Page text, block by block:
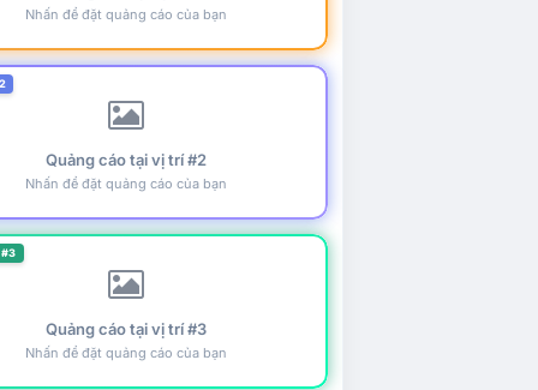
Nhấn để đặt quảng cáo của bạn
Quảng cáo tại vị trí #2
Nhấn để đặt quảng cáo của bạn
Quảng cáo tại vị trí #3
Nhấn để đặt quảng cáo của bạn